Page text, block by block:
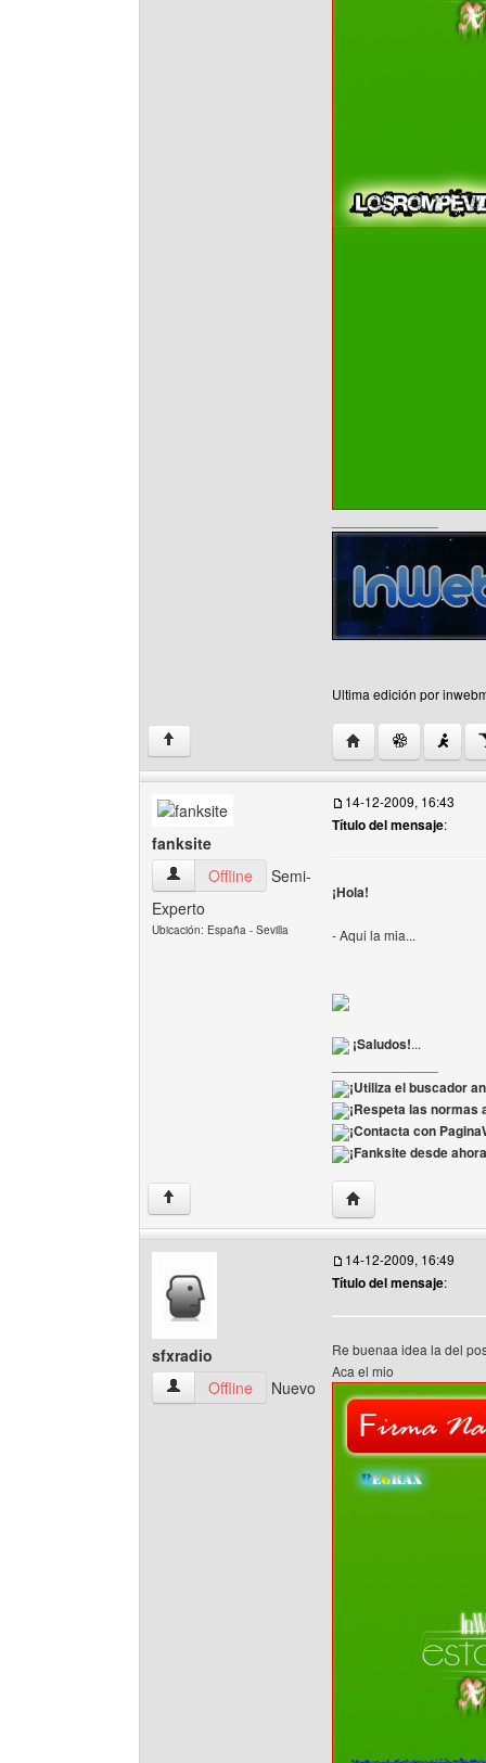
Ultima edición por
↑ Visitar sitio web del
fanksite
fanksite Ver perfil del usuario
Offline
Semi-
Experto
Ubicación: España - Sevilla
14-12-2009, 16:43
Título del mensaje:
¡Hola!
- Aqui la mia...
¡Saludos!...
¡Utiliza el buscador
¡Respeta las
¡Contacta con
¡Fanksite desde
↑ Visitar sitio web del
sfxradio
sfxradio Ver perfil del usuario
Offline Nuevo
14-12-2009, 16:49
Título del mensaje:
Re buenaa idea la del
Aca el mio